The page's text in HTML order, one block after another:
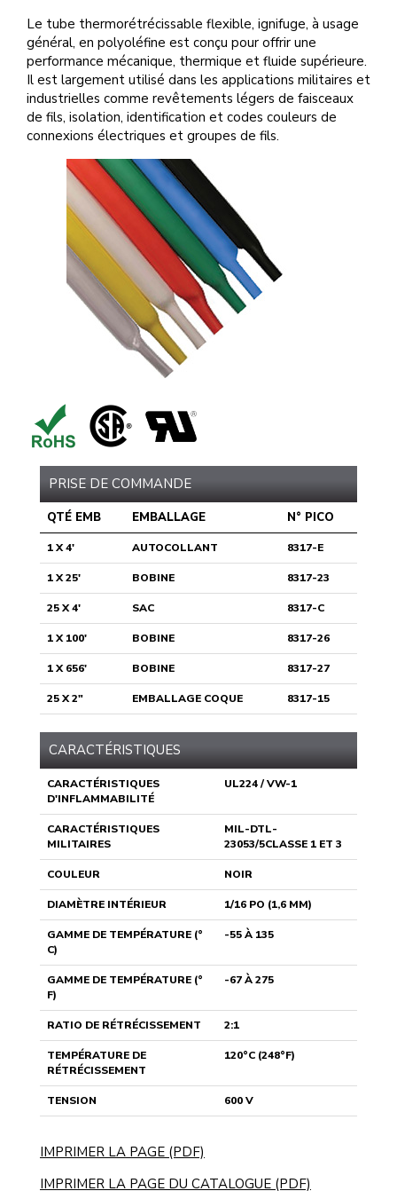
Le tube thermorétrécissable flexible, ignifuge, à usage
général, en polyoléfine est conçu pour offrir une
performance mécanique, thermique et fluide supérieure.
Il est largement utilisé dans les applications militaires et
industrielles comme revêtements légers de faisceaux
de fils, isolation, identification et codes couleurs de
connexions électriques et groupes de fils.
PRISE DE COMMANDE
QTÉ EMB EMBALLAGE N° PICO
1 X 4' AUTOCOLLANT 8317-E
1 X 25' BOBINE 8317-23
25 X 4' SAC 8317-C
1 X 100' BOBINE 8317-26
1 X 656' BOBINE 8317-27
25 X 2" EMBALLAGE COQUE 8317-15
CARACTÉRISTIQUES
CARACTÉRISTIQUES
D'INFLAMMABILITÉ
UL224 / VW-1
CARACTÉRISTIQUES
MILITAIRES
MIL-DTL-
23053/5CLASSE 1 ET 3
COULEUR NOIR
DIAMÈTRE INTÉRIEUR 1/16 PO (1,6 MM)
GAMME DE TEMPÉRATURE (°
C)
-55 À 135
GAMME DE TEMPÉRATURE (°
F)
-67 À 275
RATIO DE RÉTRÉCISSEMENT 2:1
TEMPÉRATURE DE
RÉTRÉCISSEMENT
120°C (248°F)
TENSION 600 V
IMPRIMER LA PAGE (PDF)
IMPRIMER LA PAGE DU CATALOGUE (PDF)